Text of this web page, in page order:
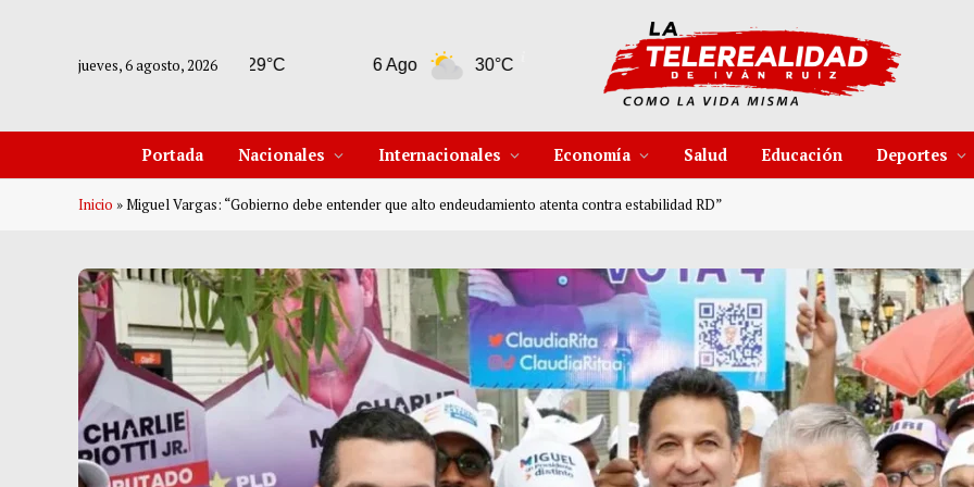
jueves, 6 agosto, 2026
5 Ago 29°C 30°C 31°C 8 Ago 29°C
Portada Nacionales Internacionales Economía Salud Educación Deportes
Inicio »Miguel Vargas: “Gobierno debe entender que alto endeudamiento atenta contra estabilidad RD”